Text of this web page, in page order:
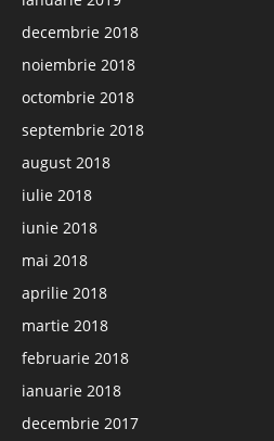
decembrie 2018
noiembrie 2018
octombrie 2018
septembrie 2018
august 2018
iulie 2018
iunie 2018
mai 2018
aprilie 2018
martie 2018
februarie 2018
ianuarie 2018
decembrie 2017